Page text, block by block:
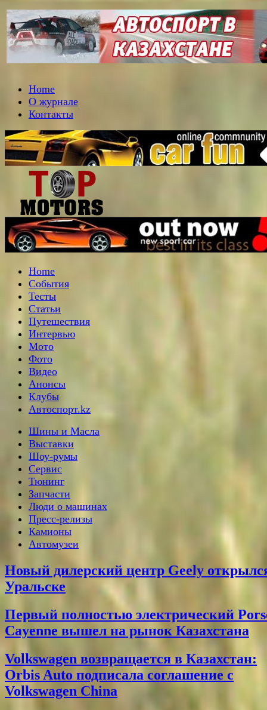
Home
О журнале
Контакты
Home
События
Тесты
Статьи
Путешествия
Интервью
Мото
Фото
Видео
Анонсы
Клубы
Автоспорт.kz
Шины и Масла
Выставки
Шоу-румы
Сервис
Тюнинг
Запчасти
Люди о машинах
Пресс-релизы
Камионы
Автомузеи
Новый дилерский центр Geely
Уральске
Первый полностью электрический
Cayenne вышел на рынок Казахстана
Volkswagen возвращается в Казахстан:
Orbis Auto подписала соглашение с
Volkswagen China